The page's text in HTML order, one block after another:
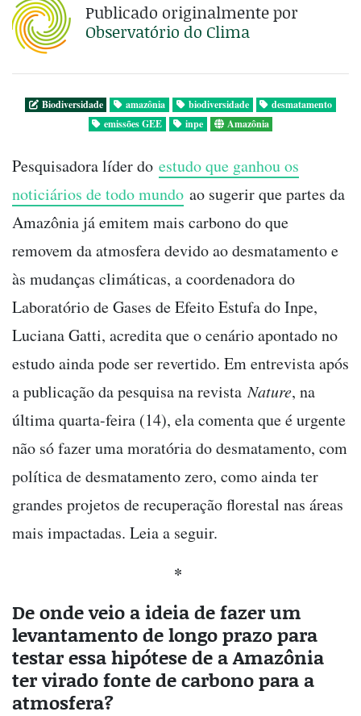
Publicado originalmente por
Observatório do Clima
Biodiversidade amazônia biodiversidade
desmatamento
emissões GEE
inpe Amazônia
Pesquisadora líder do estudo que ganhou os
noticiários de todo mundo ao sugerir que partes da
Amazônia já emitem mais carbono do que
removem da atmosfera devido ao desmatamento e
às mudanças climáticas, a coordenadora do
Laboratório de Gases de Efeito Estufa do Inpe,
Luciana Gatti, acredita que o cenário apontado no
estudo ainda pode ser revertido. Em entrevista após
a publicação da pesquisa na revistaNature, na
última quarta-feira (14), ela comenta que é urgente
não só fazer uma moratória do desmatamento, com
política de desmatamento zero, como ainda ter
grandes projetos de recuperação florestal nas áreas
mais impactadas. Leia a seguir.
*
De onde veio a ideia de fazer um
levantamento de longo prazo para
testar essa hipótese de a Amazônia
ter virado fonte de carbono para a
atmosfera?